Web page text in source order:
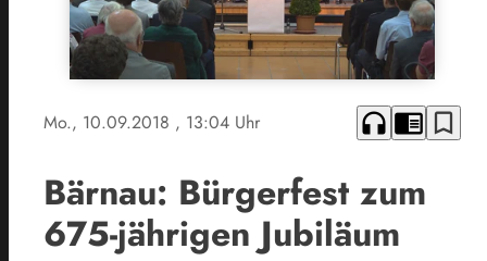
Mo., 10.09.2018 , 13:04 Uhr headphones chrome_reader_mode bookmark_border
Bärnau: Bürgerfest zum
675-jährigen Jubiläum